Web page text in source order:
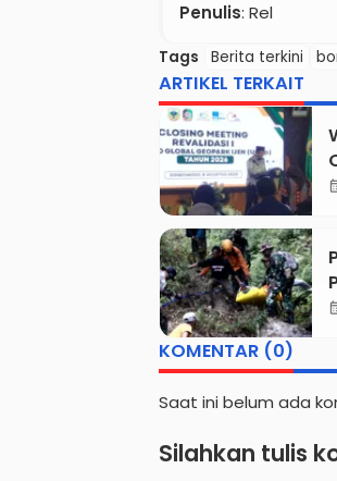
Penulis: Rel
Tags Berita terkini
ARTIKEL TERKAIT
KOMENTAR (0)
Saat ini belum ada
Silahkan tulis